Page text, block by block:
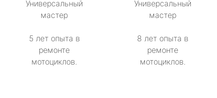
Универсальный
мастер
5 лет опыта в
ремонте
мотоциклов.
Универсальный
мастер
8 лет опыта в
ремонте
мотоциклов.